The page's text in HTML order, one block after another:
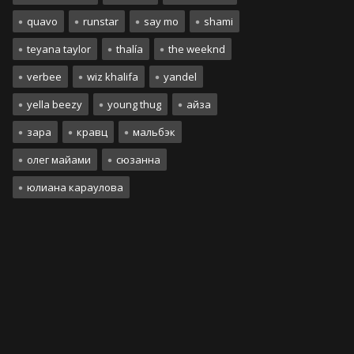
quavo
runstar say mo
shami
teyana taylor
thalía
the weeknd
verbee
wiz khalifa
yandel
yella beezy
young thug
айза
зара
кравц
мальбэк
олег майами
сюзанна
юлиана караулова